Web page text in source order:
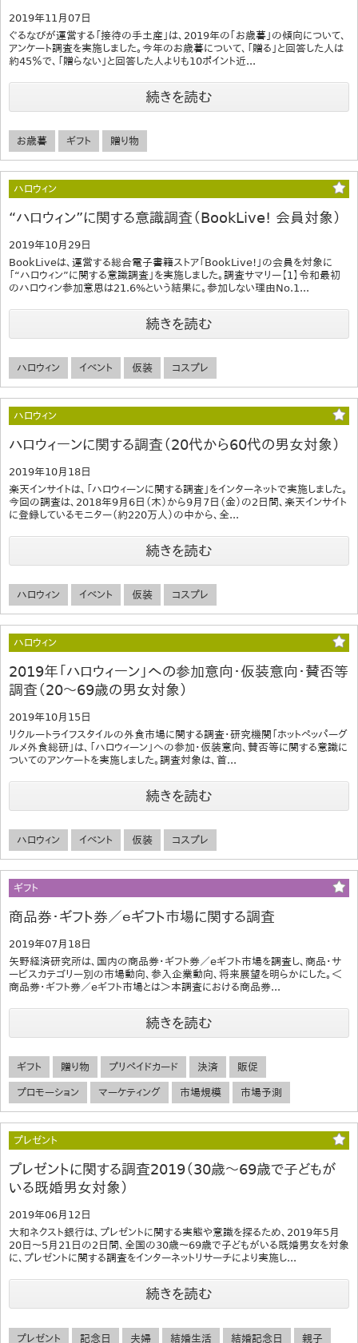
2019年11月07日
ぐるなびが運営する「接待の手土産」は、2019年の｢お歳暮｣の傾向について、
アンケート調査を実施しました。今年のお歳暮について、「贈る」と回答した人は
約45％で、「贈らない」と回答した人よりも10ポイント近...
続きを読む
お歳暮 ギフト 贈り物
ハロウィン
“ハロウィン”に関する意識調査（BookLive! 会員対象）
2019年10月29日
BookLiveは、運営する総合電子書籍ストア「BookLive!」の会員を対象に
「“ハロウィン”に関する意識調査」を実施しました。調査サマリー【1】令和最初
のハロウィン参加意思は21.6%という結果に。参加しない理由No.1...
続きを読む
ハロウィン イベント 仮装 コスプレ
ハロウィン
ハロウィーンに関する調査（20代から60代の男女対象）
2019年10月18日
楽天インサイトは、「ハロウィーンに関する調査」をインターネットで実施しました。
今回の調査は、2018年9月6日（木）から9月7日（金）の2日間、楽天インサイト
に登録しているモニター（約220万人）の中から、全...
続きを読む
ハロウィン イベント 仮装 コスプレ
ハロウィン
2019年「ハロウィーン」への参加意向・仮装意向・賛否等
調査（20～69歳の男女対象）
2019年10月15日
リクルートライフスタイルの外食市場に関する調査・研究機関「ホットペッパーグ
ルメ外食総研」は、「ハロウィーン」への参加・仮装意向、賛否等に関する意識に
ついてのアンケートを実施しました。調査対象は、首...
続きを読む
ハロウィン イベント 仮装 コスプレ
ギフト
商品券・ギフト券／ｅギフト市場に関する調査
2019年07月18日
矢野経済研究所は、国内の商品券・ギフト券／eギフト市場を調査し、商品・サ
ービスカテゴリー別の市場動向、参入企業動向、将来展望を明らかにした。＜
商品券・ギフト券／eギフト市場とは＞本調査における商品券...
続きを読む
ギフト 贈り物 プリペイドカード 決済 販促
プロモーション マーケティング 市場規模 市場予測
プレゼント
プレゼントに関する調査2019（30歳～69歳で子どもが
いる既婚男女対象）
2019年06月12日
大和ネクスト銀行は、プレゼントに関する実態や意識を探るため、2019年5月
20日～5月21日の2日間、全国の30歳～69歳で子どもがいる既婚男女を対象
に、プレゼントに関する調査をインターネットリサーチにより実施し...
続きを読む
プレゼント 記念日 夫婦 結婚生活 結婚記念日 親子